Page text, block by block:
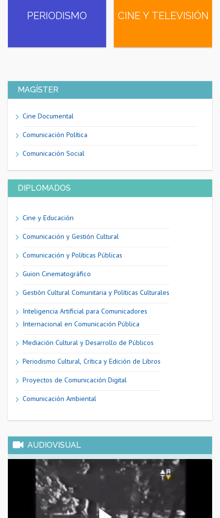
PERIODISMO CINE Y TELEVISIÓN
MAGÍSTER
Cine Documental
Comunicación Política
Comunicación Social
DIPLOMADOS
Cine y Educación
Comunicación y Gestión Cultural
Comunicación y Políticas Públicas
Guion Cinematográfico
Gestión Cultural Comunitaria y Políticas Culturales
Inteligencia Artificial para Comunicadores
Internacional en Comunicación Pública
Mediación Cultural y Desarrollo de Públicos
Periodismo Cultural, Crítica y Edición de Libros
Proyectos de Comunicación Digital
Comunicación Ambiental
AUDIOVISUAL